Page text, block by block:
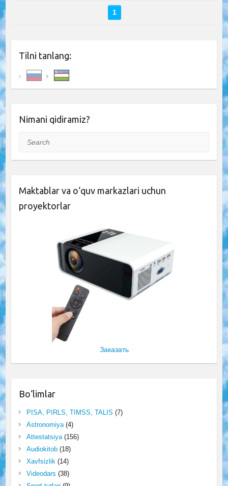
1
Tilni tanlang:
Nimani qidiramiz?
Search
Maktablar va o‘quv markazlari uchun
proyektorlar
Заказать
Bo‘limlar
PISA, PIRLS, TIMSS, TALIS (7)
Astronomiya(4)
Attestatsiya(156)
Audiokitob(18)
Xavfsizlik(14)
Videodars (38)